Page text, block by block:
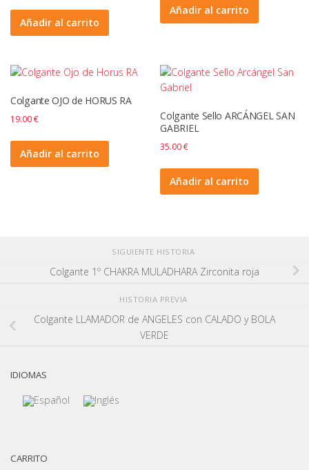
Añadir al carrito
Añadir al carrito
Colgante OJO de HORUS RA
19.00€
Añadir al carrito
Colgante Sello ARCÁNGEL SAN
GABRIEL
35.00€
Añadir al carrito
SIGUIENTE HISTORIA
Colgante 1º CHAKRA MULADHARA Zirconita roja
HISTORIA PREVIA
Colgante LLAMADOR de ANGELES con CALADO y BOLA
VERDE
IDIOMAS
CARRITO